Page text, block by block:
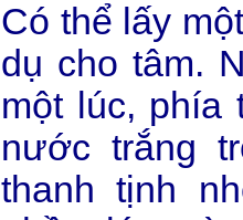
Có thể lấy
dụ cho tâm.
một lúc, phía
nước trắng
thanh tịnh